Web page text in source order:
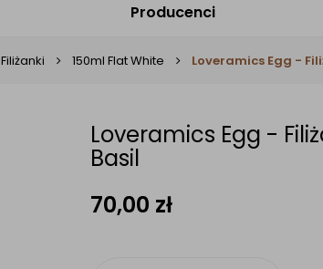
Producenci
Filiżanki 150ml Flat White Loveramics Egg -
Loveramics Egg -
Basil
70,00 zł